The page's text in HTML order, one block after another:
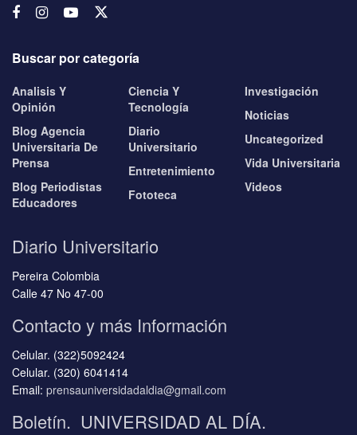
Buscar por categoría
Analisis Y
Opinión
Blog Agencia
Universitaria De
Prensa
Blog Periodistas
Educadores
Ciencia Y
Tecnología
Diario
Universitario
Entretenimiento
Fototeca
Investigación
Noticias
Uncategorized
Vida Universitaria
Videos
Diario Universitario
Pereira Colombia
Calle 47 No 47-00
Contacto y más Información
Celular. (322)5092424
Celular. (320) 6041414
Email: prensauniversidadaldia@gmail.com
Boletín. UNIVERSIDAD AL DÍA.